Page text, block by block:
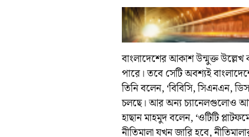
বাংলাদেশের আকাশ উন্মুক্ত উল্লেখ
পারে। তবে সেটি অবশ্যই
তিনি বলেন, ‘বিবিসি, সিএনএন,
চলছে। আর অন্য চ্যানেলগুলোও
হাছান মাহমুদ বলেন, ‘ওটিটি
নীতিমালা যখন জারি হবে,